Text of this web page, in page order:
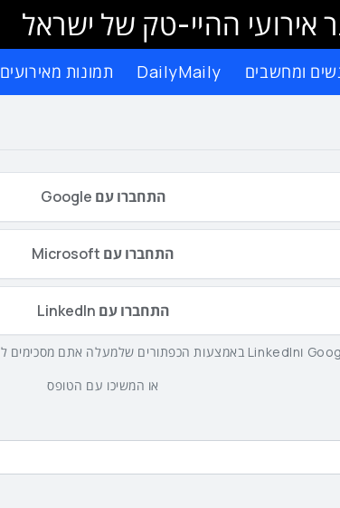
אירועי ההיי-טק של ישראל
ומחשבים DailyMaily תמונות מאירועים
התחברו עם Google
התחברו עם Microsoft
התחברו עם LinkedIn
או המשיכו עם הטופס